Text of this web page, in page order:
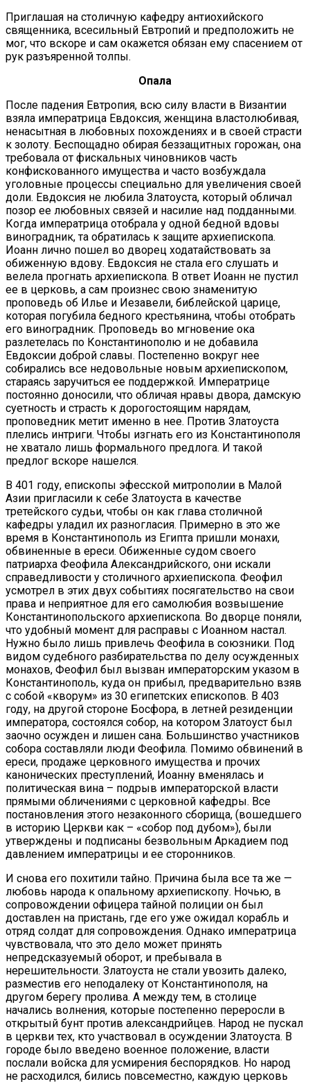
Приглашая на столичную кафедру антиохийского
священника, всесильный Евтропий и предположить не
мог, что вскоре и сам окажется обязан ему спасением от
рук разъяренной толпы.
Опала
После падения Евтропия, всю силу власти в Византии
взяла императрица Евдоксия, женщина властолюбивая,
ненасытная в любовных похождениях и в своей страсти
к золоту. Беспощадно обирая беззащитных горожан, она
требовала от фискальных чиновников часть
конфискованного имущества и часто возбуждала
уголовные процессы специально для увеличения своей
доли. Евдоксия не любила Златоуста, который обличал
позор ее любовных связей и насилие над подданными.
Когда императрица отобрала у одной бедной вдовы
виноградник, та обратилась к защите архиепископа.
Иоанн лично пошел во дворец ходатайствовать за
обиженную вдову. Евдоксия не стала его слушать и
велела прогнать архиепископа. В ответ Иоанн не пустил
ее в церковь, а сам произнес свою знаменитую
проповедь об Илье и Иезавели, библейской царице,
которая погубила бедного крестьянина, чтобы отобрать
его виноградник. Проповедь во мгновение ока
разлетелась по Константинополю и не добавила
Евдоксии доброй славы. Постепенно вокруг нее
собирались все недовольные новым архиепископом,
стараясь заручиться ее поддержкой. Императрице
постоянно доносили, что обличая нравы двора, дамскую
суетность и страсть к дорогостоящим нарядам,
проповедник метит именно в нее. Против Златоуста
плелись интриги. Чтобы изгнать его из Константинополя
не хватало лишь формального предлога. И такой
предлог вскоре нашелся.
В 401 году, епископы эфесской митрополии в Малой
Азии пригласили к себе Златоуста в качестве
третейского судьи, чтобы он как глава столичной
кафедры уладил их разногласия. Примерно в это же
время в Константинополь из Египта пришли монахи,
обвиненные в ереси. Обиженные судом своего
патриарха Феофила Александрийского, они искали
справедливости у столичного архиепископа. Феофил
усмотрел в этих двух событиях посягательство на свои
права и неприятное для его самолюбия возвышение
Константинопольского архиепископа. Во дворце поняли,
что удобный момент для расправы с Иоанном настал.
Нужно было лишь привлечь Феофила в союзники. Под
видом судебного разбирательства по делу осужденных
монахов, Феофил был вызван императорским указом в
Константинополь, куда он прибыл, предварительно взяв
с собой «кворум» из 30 египетских епископов. В 403
году, на другой стороне Босфора, в летней резиденции
императора, состоялся собор, на котором Златоуст был
заочно осужден и лишен сана. Большинство участников
собора составляли люди Феофила. Помимо обвинений в
ереси, продаже церковного имущества и прочих
канонических преступлений, Иоанну вменялась и
политическая вина – подрыв императорской власти
прямыми обличениями с церковной кафедры. Все
постановления этого незаконного сборища, (вошедшего
в историю Церкви как – «собор под дубом»), были
утверждены и подписаны безвольным Аркадием под
давлением императрицы и ее сторонников.
И снова его похитили тайно. Причина была все та же —
любовь народа к опальному архиепископу. Ночью, в
сопровождении офицера тайной полиции он был
доставлен на пристань, где его уже ожидал корабль и
отряд солдат для сопровождения. Однако императрица
чувствовала, что это дело может принять
непредсказуемый оборот, и пребывала в
нерешительности. Златоуста не стали увозить далеко,
разместив его неподалеку от Константинополя, на
другом берегу пролива. А между тем, в столице
начались волнения, которые постепенно переросли в
открытый бунт против александрийцев. Народ не пускал
в церкви тех, кто участвовал в осуждении Златоуста. В
городе было введено военное положение, власти
послали войска для усмирения беспорядков. Но народ
не расходился, бились повсеместно, каждую церковь